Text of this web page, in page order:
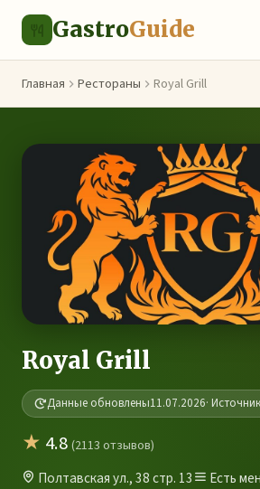
GastroGuide
Главная Рестораны Royal Grill
Royal Grill
Данные обновлены11.07.2026·
★ 4.8(2113 отзывов)
Полтавская ул., 38 стр. 13 Есть